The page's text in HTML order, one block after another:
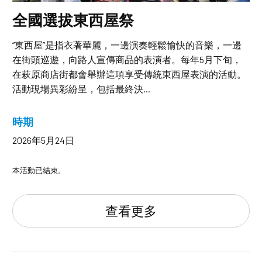
全國選拔東西屋祭
“東西屋”是指衣著華麗，一邊演奏輕鬆愉快的音樂，一邊
在街頭巡遊，向路人宣傳商品的表演者。每年5月下旬，
在萩原商店街都會舉辦這項享受傳統東西屋表演的活動。
活動現場異彩紛呈，包括最終決...
時期
2026年5月24日
本活動已結束。
查看更多